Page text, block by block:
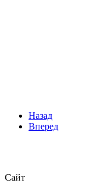
Назад
Вперед
Сайт